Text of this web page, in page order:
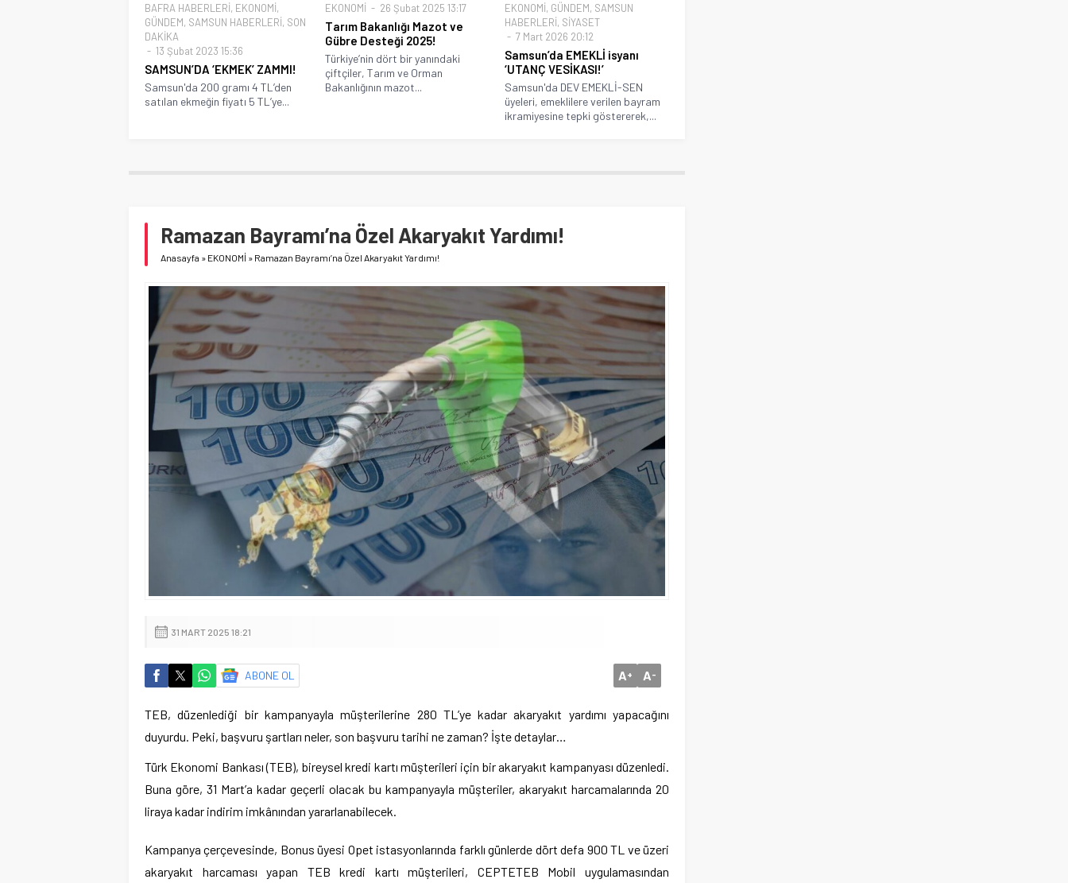
BAFRA HABERLERİ, EKONOMİ,
GÜNDEM, SAMSUN HABERLERİ, SON
DAKİKA
13 Şubat 2023 15:36
SAMSUN’DA ‘EKMEK’ ZAMMI!
Samsun'da 200 gramı 4 TL’den
satılan ekmeğin fiyatı 5 TL’ye...
EKONOMİ 26 Şubat 2025 13:17
Tarım Bakanlığı Mazot ve
Gübre Desteği 2025!
Türkiye’nin dört bir yanındaki
çiftçiler, Tarım ve Orman
Bakanlığının mazot...
EKONOMİ, GÜNDEM, SAMSUN
HABERLERİ, SİYASET
7 Mart 2026 20:12
Samsun’da EMEKLİ isyanı
‘UTANÇ VESİKASI!’
Samsun'da DEV EMEKLİ-SEN
üyeleri, emeklilere verilen bayram
ikramiyesine tepki göstererek,...
Ramazan Bayramı’na Özel Akaryakıt Yardımı!
Anasayfa » EKONOMİ » Ramazan Bayramı’na Özel Akaryakıt Yardımı!
31 MART 2025 18:21
ABONE OL A+ A-
TEB, düzenlediği bir kampanyayla müşterilerine 280 TL’ye kadar akaryakıt yardımı yapacağını
duyurdu. Peki, başvuru şartları neler, son başvuru tarihi ne zaman? İşte detaylar…
Türk Ekonomi Bankası (TEB), bireysel kredi kartı müşterileri için bir akaryakıt kampanyası düzenledi.
Buna göre, 31 Mart’a kadar geçerli olacak bu kampanyayla müşteriler, akaryakıt harcamalarında 20
liraya kadar indirim imkânından yararlanabilecek.
Kampanya çerçevesinde, Bonus üyesi Opet istasyonlarında farklı günlerde dört defa 900 TL ve üzeri
akaryakıt harcaması yapan TEB kredi kartı müşterileri, CEPTETEB Mobil uygulamasından